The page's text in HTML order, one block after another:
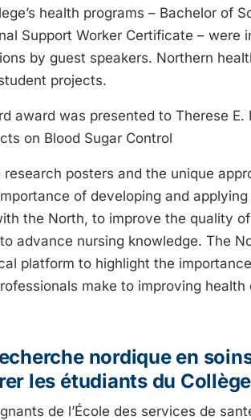
health programs – Bachelor of
Support Worker Certificate – were
by guest speakers. Northern
projects.
award was presented to Therese
on Blood Sugar Control
posters and the unique
of developing and
the North, to improve the quality
advance nursing knowledge. The
platform to highlight the
make to improving
nordique en
les étudiants du
de l’École des services de